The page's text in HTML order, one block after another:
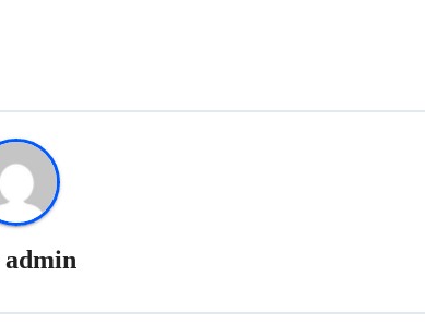
admin